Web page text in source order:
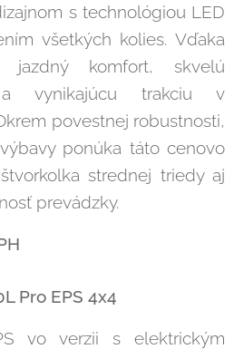
s technológiou LED
všetkých kolies. Vďaka
komfort, skvelú
a vynikajúcu trakciu v
povestnej robustnosti,
ponúka táto cenovo
strednej triedy aj
prevádzky.
Pro EPS 4x4
vo verzii s elektrickým